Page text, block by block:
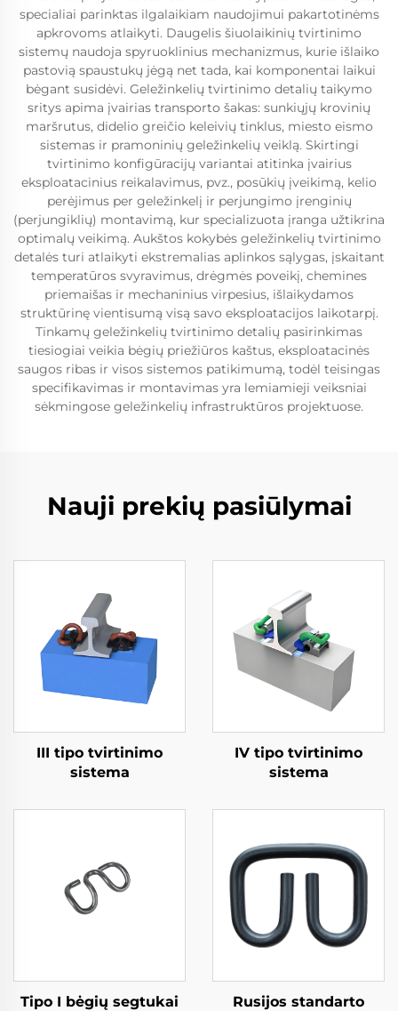
specialiai parinktas ilgalaikiam naudojimui pakartotinėms
apkrovoms atlaikyti. Daugelis šiuolaikinių tvirtinimo
sistemų naudoja spyruoklinius mechanizmus, kurie išlaiko
pastovią spaustukų jėgą net tada, kai komponentai laikui
bėgant susidėvi. Geležinkelių tvirtinimo detalių taikymo
sritys apima įvairias transporto šakas: sunkiųjų krovinių
maršrutus, didelio greičio keleivių tinklus, miesto eismo
sistemas ir pramoninių geležinkelių veiklą. Skirtingi
tvirtinimo konfigūracijų variantai atitinka įvairius
eksploatacinius reikalavimus, pvz., posūkių įveikimą, kelio
perėjimus per geležinkelį ir perjungimo įrenginių
(perjungiklių) montavimą, kur specializuota įranga užtikrina
optimalų veikimą. Aukštos kokybės geležinkelių tvirtinimo
detalės turi atlaikyti ekstremalias aplinkos sąlygas, įskaitant
temperatūros svyravimus, drėgmės poveikį, chemines
priemaišas ir mechaninius virpesius, išlaikydamos
struktūrinę vientisumą visą savo eksploatacijos laikotarpį.
Tinkamų geležinkelių tvirtinimo detalių pasirinkimas
tiesiogiai veikia bėgių priežiūros kaštus, eksploatacinės
saugos ribas ir visos sistemos patikimumą, todėl teisingas
specifikavimas ir montavimas yra lemiamieji veiksniai
sėkmingose geležinkelių infrastruktūros projektuose.
Nauji prekių pasiūlymai
III tipo tvirtinimo
sistema
IV tipo tvirtinimo
sistema
Tipo I bėgių segtukai
Rusijos standarto